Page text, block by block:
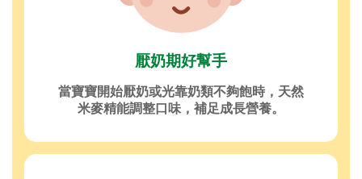
厭奶期好幫手
當寶寶開始厭奶或光靠奶類不夠飽時，天然
米麥精能調整口味，補足成長營養。